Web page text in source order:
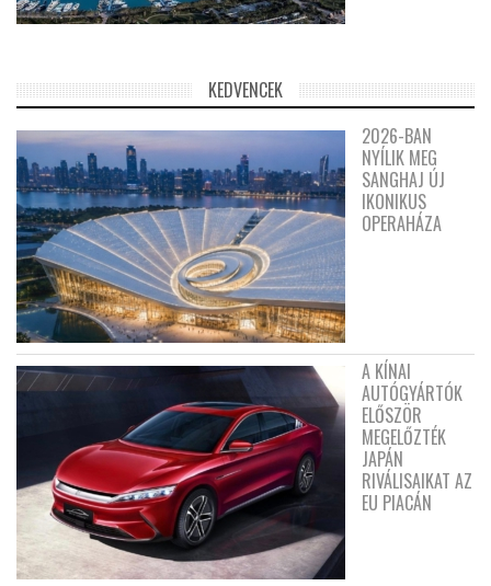
KEDVENCEK
2026-BAN
NYÍLIK MEG
SANGHAJ ÚJ
IKONIKUS
OPERAHÁZA
A KÍNAI
AUTÓGYÁRTÓK
ELŐSZÖR
MEGELŐZTÉK
JAPÁN
RIVÁLISAIKAT AZ
EU PIACÁN